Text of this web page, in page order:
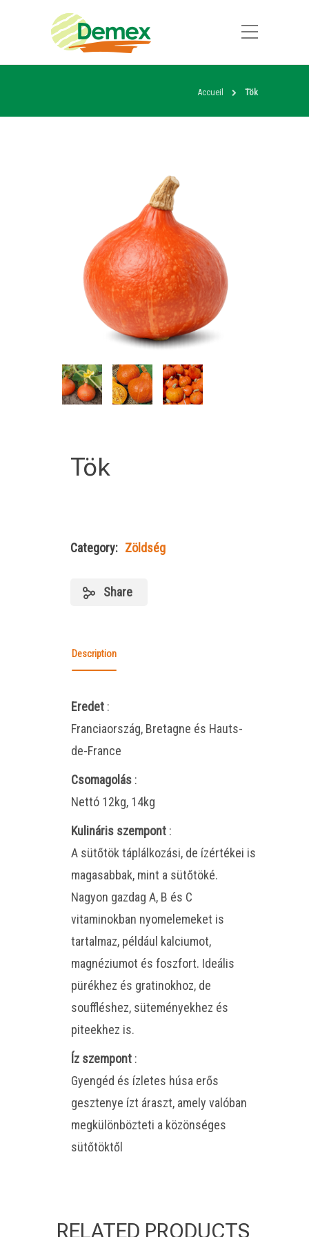
Accueil Tök
Tök
Category: Zöldség
Share
Description
Eredet :
Franciaország, Bretagne és Hauts-
de-France
Csomagolás :
Nettó 12kg, 14kg
Kulináris szempont :
A sütőtök táplálkozási, de ízértékei is
magasabbak, mint a sütőtöké.
Nagyon gazdag A, B és C
vitaminokban nyomelemeket is
tartalmaz, például kalciumot,
magnéziumot és foszfort. Ideális
pürékhez és gratinokhoz, de
souffléshez, süteményekhez és
piteekhez is.
Íz szempont :
Gyengéd és ízletes húsa erős
gesztenye ízt áraszt, amely valóban
megkülönbözteti a közönséges
sütőtöktől
RELATED PRODUCTS